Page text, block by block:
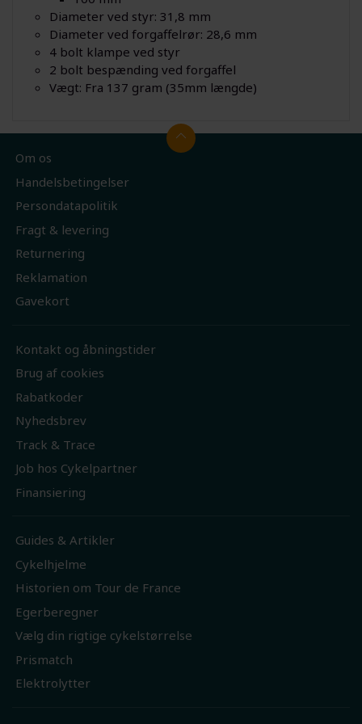
Diameter ved styr: 31,8 mm
Diameter ved forgaffelrør: 28,6 mm
4 bolt klampe ved styr
2 bolt bespænding ved forgaffel
Vægt: Fra 137 gram (35mm længde)
Om os
Handelsbetingelser
Persondatapolitik
Fragt & levering
Returnering
Reklamation
Gavekort
Kontakt og åbningstider
Brug af cookies
Rabatkoder
Nyhedsbrev
Track & Trace
Job hos Cykelpartner
Finansiering
Guides & Artikler
Cykelhjelme
Historien om Tour de France
Egerberegner
Vælg din rigtige cykelstørrelse
Prismatch
Elektrolytter